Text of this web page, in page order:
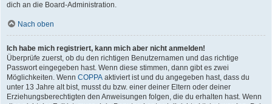
dich an die Board-Administration.
Nach oben
Ich habe mich registriert, kann mich aber nicht anmelden!
Überprüfe zuerst, ob du den richtigen Benutzernamen und das richtige
Passwort eingegeben hast. Wenn diese stimmen, dann gibt es zwei
Möglichkeiten. Wenn COPPA aktiviert ist und du angegeben hast, dass du
unter 13 Jahre alt bist, musst du bzw. einer deiner Eltern oder deiner
Erziehungsberechtigten den Anweisungen folgen, die du erhalten hast. Wenn